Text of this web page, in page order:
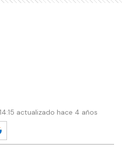
actualizado hace 4 años